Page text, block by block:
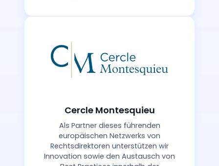
Cercle Montesquieu
Als Partner dieses führenden
europäischen Netzwerks von
Rechtsdirektoren unterstützen wir
Innovation sowie den Austausch von